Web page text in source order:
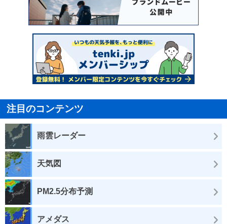
注目のコンテンツ
雨雲レーダー
天気図
PM2.5分布予測
アメダス